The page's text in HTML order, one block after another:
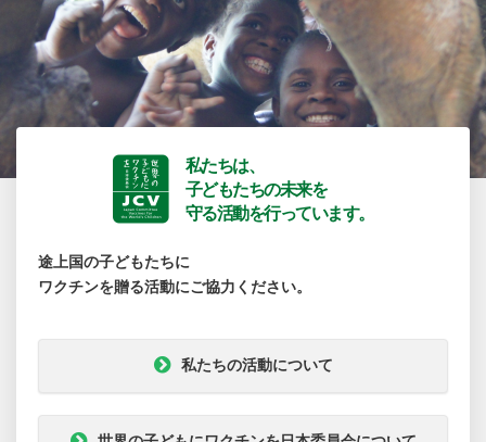
私たちは、
子どもたちの未来を
守る活動を行っています。
途上国の子どもたちに
ワクチンを贈る活動にご協力ください。
私たちの活動について